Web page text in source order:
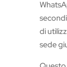
di
sede